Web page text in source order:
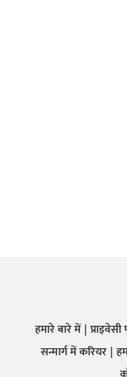
हमारे बारे में
सन्मार्ग में करियर